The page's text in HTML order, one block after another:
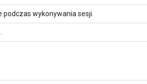
wykonywania sesji.